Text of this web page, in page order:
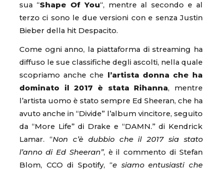
sua “Shape Of You“, mentre al secondo e al
terzo ci sono le due versioni con e senza Justin
Bieber della hit Despacito.
Come ogni anno, la piattaforma di streaming ha
diffuso le sue classifiche degli ascolti, nella quale
scopriamo anche che l’artista donna che ha
dominato il 2017 è stata Rihanna, mentre
l’artista uomo è stato sempre Ed Sheeran, che ha
avuto anche in “Divide” l’album vincitore, seguito
da “More Life” di Drake e “DAMN.” di Kendrick
Lamar. “Non c’è dubbio che il 2017 sia stato
l’anno di Ed Sheeran”, è il commento di Stefan
Blom, CCO di Spotify, “e siamo entusiasti che